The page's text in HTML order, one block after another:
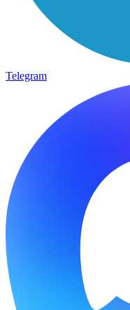
Telegram